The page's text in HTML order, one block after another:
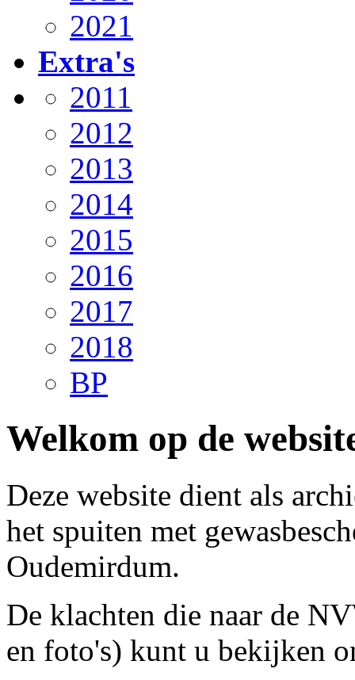
2021
Extra's
2011
2012
2013
2014
2015
2016
2017
2018
BP
Welkom op de
Deze website dient als
het spuiten met
Oudemirdum.
De klachten die naar de
en foto's) kunt u bekijken